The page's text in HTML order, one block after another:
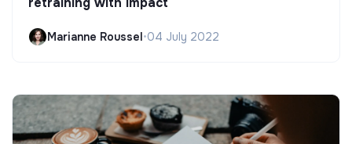
Marianne Roussel•04 July 2022